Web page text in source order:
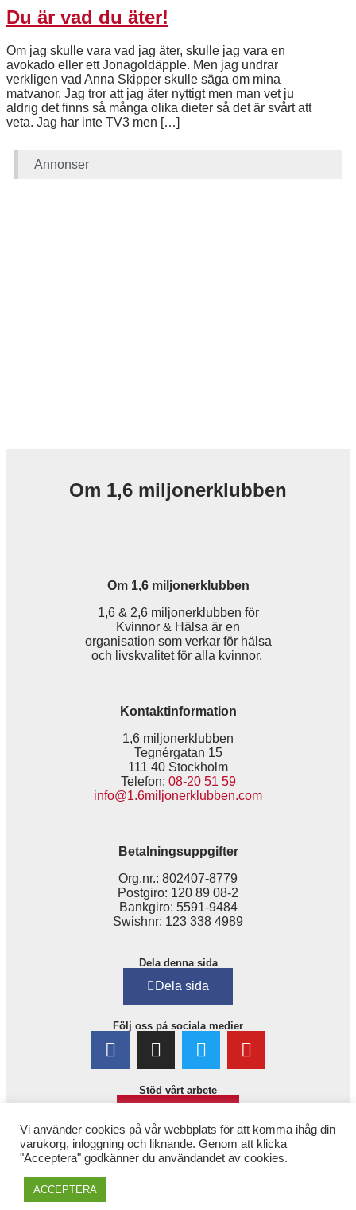
Du är vad du äter!
Om jag skulle vara vad jag äter, skulle jag vara en
avokado eller ett Jonagoldäpple. Men jag undrar
verkligen vad Anna Skipper skulle säga om mina
matvanor. Jag tror att jag äter nyttigt men man vet ju
aldrig det finns så många olika dieter så det är svårt att
veta. Jag har inte TV3 men […]
Annonser
Om 1,6 miljonerklubben
Om 1,6 miljonerklubben
1,6 & 2,6 miljonerklubben för
Kvinnor & Hälsa är en
organisation som verkar för hälsa
och livskvalitet för alla kvinnor.
Kontaktinformation
1,6 miljonerklubben
Tegnérgatan 15
111 40 Stockholm
Telefon: 08-20 51 59
info@1.6miljonerklubben.com
Betalningsuppgifter
Org.nr.: 802407-8779
Postgiro: 120 89 08-2
Bankgiro: 5591-9484
Swishnr: 123 338 4989
Dela denna sida
Dela sida
Följ oss på sociala medier
Stöd vårt arbete
Copyright © 2025. 1,6 miljonerklubben
Vi använder cookies på vår webbplats för att komma ihåg din
varukorg, inloggning och liknande. Genom att klicka
"Acceptera" godkänner du användandet av cookies.
ACCEPTERA